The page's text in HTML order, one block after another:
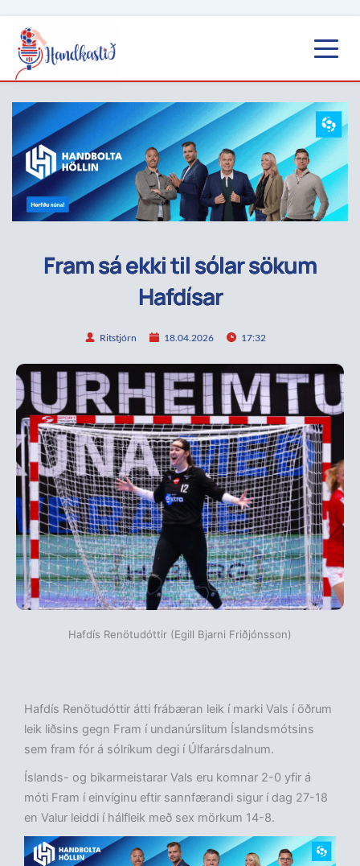
Fram sá ekki til sólar sökum
Hafdísar
Ritstjórn 18.04.2026 17:32
Hafdís Renötudóttir (Egill Bjarni Friðjónsson)
Hafdís Renötudóttir átti frábæran leik í marki Vals í öðrum
leik liðsins gegn Fram í undanúrslitum Íslandsmótsins
sem fram fór á sólríkum degi í Úlfarársdalnum.
Íslands- og bikarmeistarar Vals eru komnar 2-0 yfir á
móti Fram í einvíginu eftir sannfærandi sigur í dag 27-18
en Valur leiddi í hálfleik með sex mörkum 14-8.